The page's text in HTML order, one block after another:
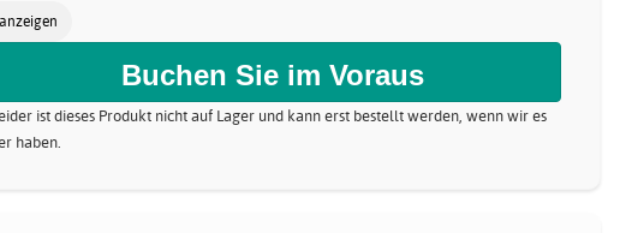
ist dieses Produkt nicht auf Lager und kann erst bestellt werden, wenn wir es
haben.